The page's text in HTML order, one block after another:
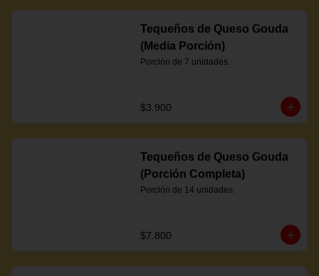
Tequeños de Queso Gouda
(Media Porción)
Porción de 7 unidades.
$3.900
Tequeños de Queso Gouda
(Porción Completa)
Porción de 14 unidades.
$7.800